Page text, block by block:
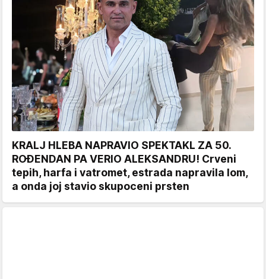
KRALJ HLEBA NAPRAVIO SPEKTAKL ZA 50.
ROĐENDAN PA VERIO ALEKSANDRU! Crveni
tepih, harfa i vatromet, estrada napravila lom,
a onda joj stavio skupoceni prsten